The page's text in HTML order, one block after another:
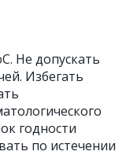
Не допускать
Избегать
годности
по истечении